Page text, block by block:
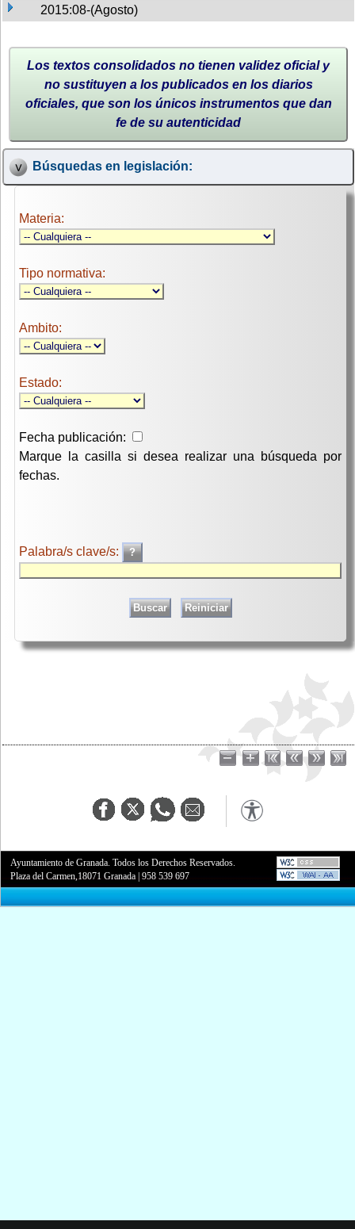
2015:08-(Agosto)
Los textos consolidados no tienen validez oficial y
no sustituyen a los publicados en los diarios
oficiales, que son los únicos instrumentos que dan
fe de su autenticidad
Búsquedas en legislación:
Materia:
Tipo normativa:
Ambito:
Estado:
Fecha publicación:
Marque la casilla si desea realizar una búsqueda por
fechas.
Palabra/s clave/s:
Ayuntamiento de Granada. Todos los Derechos Reservados.
Plaza del Carmen,18071 Granada |958 539 697